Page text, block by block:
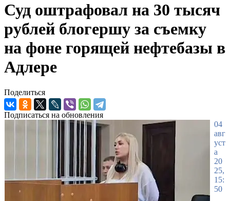
Суд оштрафовал на 30 тысяч
рублей блогершу за съемку
на фоне горящей нефтебазы в
Адлере
Поделиться
Подписаться на обновления
04
авг
уст
а
20
25,
15:
50